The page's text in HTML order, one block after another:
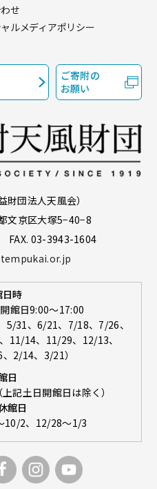
ご寄附の
お願い
財団法人天風会）
京区大塚5−40−8
FAX. 03-3943-1604
日時
館日9:00～17:00
5/31、6/21、7/18、7/26、
11/14、11/29、12/13、
2/14、3/21）
日
記土日開館日は除く）
館日
10/2、12/28～1/3
せ
ルメディアポリシー